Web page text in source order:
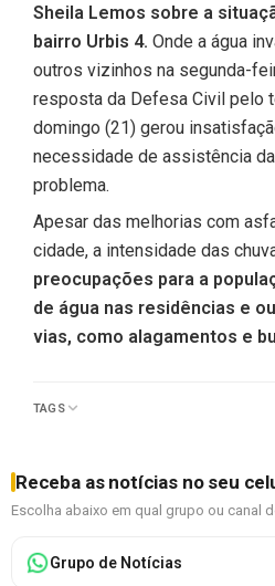
Sheila Lemos sobre a
bairro Urbis 4. Onde a água
outros vizinhos na segunda-
resposta da Defesa Civil pelo
domingo (21) gerou
necessidade de assistência
problema.
Apesar das melhorias com
cidade, a intensidade das
preocupações para a
de água nas residências e
vias, como alagamentos e
TAGS
Receba as notícias no seu
Escolha abaixo em qual grupo ou canal
Grupo de Notícias